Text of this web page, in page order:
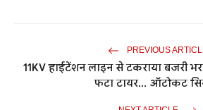
PREVIOUS
11KV हाईटेंशन लाइन से टकराया बजरी
फटा टायर... ऑटोकट